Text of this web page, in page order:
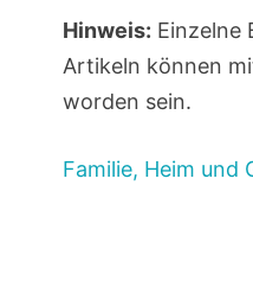
Hinweis: Einzelne
Artikeln können
worden sein.
Familie, Heim und